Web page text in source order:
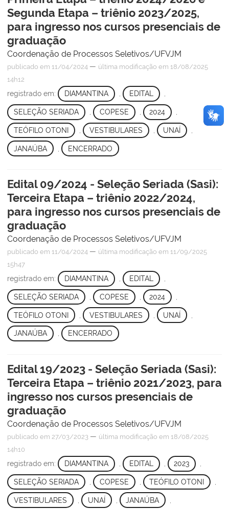
Segunda Etapa – triênio 2023/2025,
para ingresso nos cursos presenciais de
graduação
Coordenação de Processos Seletivos/UFVJM
publicado em 11/04/2024 — última modificação em 18/08/2025
14h12
registrado em: DIAMANTINA , EDITAL ,
SELEÇÃO SERIADA COPESE 2024
TEÓFILO OTONI VESTIBULARES UNAÍ
JANAÚBA ENCERRADO
Edital 09/2024 - Seleção Seriada (Sasi):
Terceira Etapa – triênio 2022/2024,
para ingresso nos cursos presenciais de
graduação
Coordenação de Processos Seletivos/UFVJM
publicado em 11/04/2024 — última modificação em 11/09/2025
15h47
registrado em: DIAMANTINA , EDITAL ,
SELEÇÃO SERIADA COPESE 2024
TEÓFILO OTONI VESTIBULARES UNAÍ
JANAÚBA , ENCERRADO
Edital 19/2023 - Seleção Seriada (Sasi):
Terceira Etapa – triênio 2021/2023, para
ingresso nos cursos presenciais de
graduação
Coordenação de Processos Seletivos/UFVJM
publicado em 27/03/2023 — última modificação em 18/08/2025
14h10
registrado em: DIAMANTINA EDITAL 2023
SELEÇÃO SERIADA COPESE TEÓFILO OTONI
VESTIBULARES UNAÍ JANAÚBA